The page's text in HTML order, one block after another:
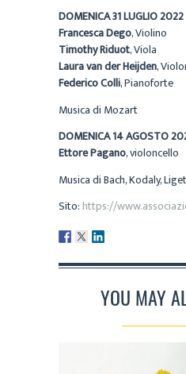
DOMENICA 31 LUGLIO 2022
Francesca Dego, Violino
Timothy Riduot, Viola
Laura van der Heijden,
Federico Colli, Pianoforte
Musica di Mozart
DOMENICA 14 AGOSTO
Ettore Pagano, violoncello
Musica di Bach, Kodaly,
Sito:https://
YOU MAY